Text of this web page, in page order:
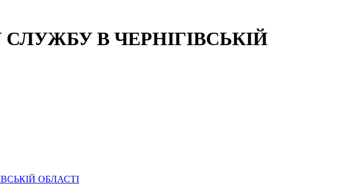
В ЧЕРНІГІВСЬКІЙ
ОБЛАСТІ